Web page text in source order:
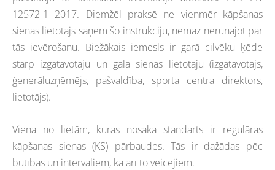
12572-1 2017. Diemžēl praksē ne vienmēr kāpšanas
sienas lietotājs saņem šo instrukciju, nemaz nerunājot par
tās ievērošanu. Biežākais iemesls ir garā cilvēku ķēde
starp izgatavotāju un gala sienas lietotāju (izgatavotājs,
ģenerāluzņēmējs, pašvaldība, sporta centra direktors,
lietotājs).
Viena no lietām, kuras nosaka standarts ir regulāras
kāpšanas sienas (KS) pārbaudes. Tās ir dažādas pēc
būtības un intervāliem, kā arī to veicējiem.